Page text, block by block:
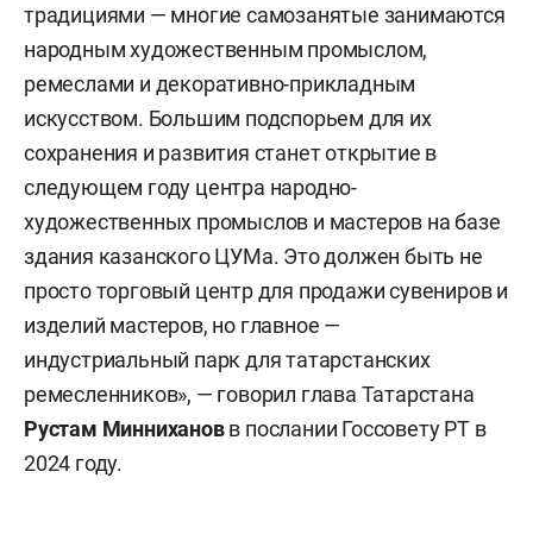
традициями — многие самозанятые занимаются
народным художественным промыслом,
ремеслами и декоративно-прикладным
искусством. Большим подспорьем для их
сохранения и развития станет открытие в
следующем году центра народно-
художественных промыслов и мастеров на базе
здания казанского ЦУМа. Это должен быть не
просто торговый центр для продажи сувениров и
изделий мастеров, но главное —
индустриальный парк для татарстанских
ремесленников», — говорил глава Татарстана
Рустам Миннихановв послании Госсовету РТ в
2024 году.